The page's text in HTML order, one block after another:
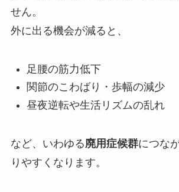
せん。
外に出る機会が減ると、
足腰の筋力低下
関節のこわばり・歩幅の減少
昼夜逆転や生活リズムの乱れ
など、いわゆる廃用症候群につな
りやすくなります。